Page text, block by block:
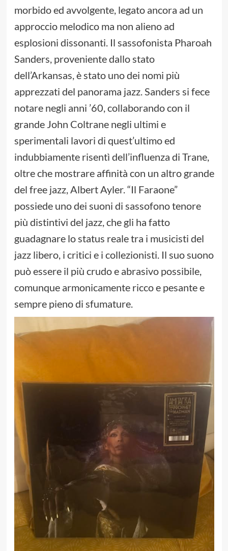
morbido ed avvolgente, legato ancora ad un
approccio melodico ma non alieno ad
esplosioni dissonanti. Il sassofonista Pharoah
Sanders, proveniente dallo stato
dell’Arkansas, è stato uno dei nomi più
apprezzati del panorama jazz. Sanders si fece
notare negli anni ’60, collaborando con il
grande John Coltrane negli ultimi e
sperimentali lavori di quest’ultimo ed
indubbiamente risentì dell’influenza di Trane,
oltre che mostrare affinità con un altro grande
del free jazz, Albert Ayler. “Il Faraone”
possiede uno dei suoni di sassofono tenore
più distintivi del jazz, che gli ha fatto
guadagnare lo status reale tra i musicisti del
jazz libero, i critici e i collezionisti. Il suo suono
può essere il più crudo e abrasivo possibile,
comunque armonicamente ricco e pesante e
sempre pieno di sfumature.